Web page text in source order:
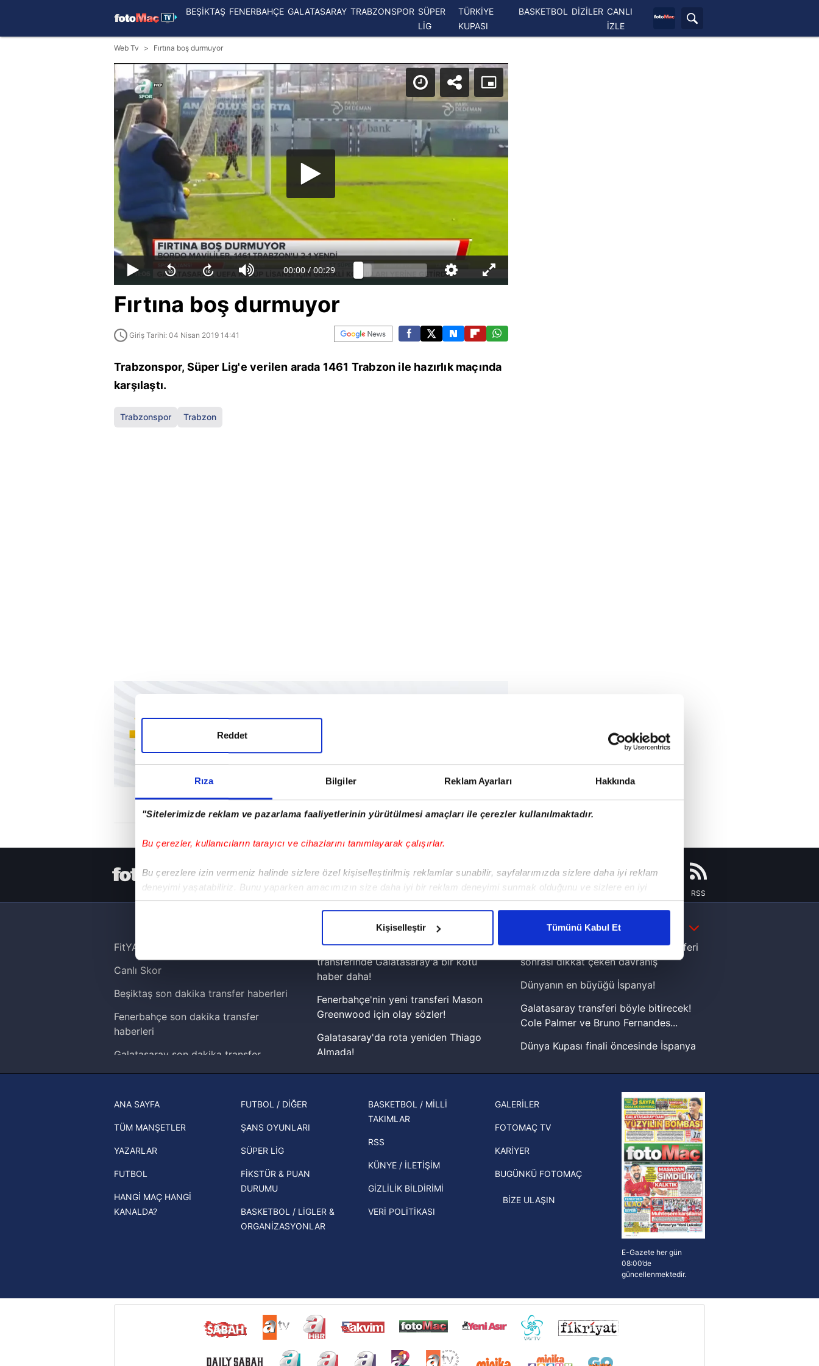
Rıza Bilgiler Reklam Ayarları Hakkında
"Sitelerimizde reklam ve pazarlama faaliyetlerinin yürütülmesi amaçları ile çerezler kullanılmaktadır.
Bu çerezler, kullanıcıların tarayıcı ve cihazlarını tanımlayarak çalışırlar.
Bu çerezlere izin vermeniz halinde sizlere özel kişiselleştirilmiş reklamlar sunabilir, sayfalarımızda sizlere daha iyi reklam
deneyimi yaşatabiliriz. Bunu yaparken amacımızın size daha iyi bir reklam deneyimi sunmak olduğunu ve sizlere en iyi
içerikleri sunabilmek adına elimizden gelen çabayı gösterdiğimizi ve bu noktada, reklamların maliyetlerimizi karşılamak
Her halükârda, kullanıcılar, bu çerezlere izin vermedikleri takdirde, kullanıcılara hedefli reklamlar gösterilmeyecektir."
Sizlere daha iyi bir hizmet sunabilmek için İnternet Sitemizde kendimize ve üçüncü kişilere ait çerezler kullanılmaktadır. Bu
çerezler vasıtasıyla çeşitli kişisel verileriniz işlenmekte olup gerekli olan çerezler bilgi toplumu hizmetlerinin sunulması
amacıyla kullanılmaktadır. Diğer çerezler, sitemizin daha işlevsel kılınması ve kişiselleştirilmesi ve sizlere yönelik
reklam/pazarlama faaliyetlerinin yapılması, amaçlarıyla sınırlı olarak açık rızanız dahilinde kullanılacaktır.
Çerezlere ilişkin tercihlerinizi aşağıda yer alan panel vasıtasıyla belirleyebilirsiniz. Çerezlere ilişkin detaylı bilgi için Ayarlar
6698 sayılı Kişisel Verilerin Korunması Kanunu uyarınca hazırlanmış Aydınlatma Metnimizi okumak ve sitemizde ilgili
mevzuata uygun olarak kullanılan çerezlerle ilgili bilgi almak için lütfentıklayınız
Reddet
Kişiselleştir Tümünü Kabul Et
BEŞİKTAŞ FENERBAHÇE GALATASARAY TRABZONSPOR SÜPER
LİG
TÜRKİYE
KUPASI
BASKETBOL DİZİLER CANLI
İZLE
Web Tv Fırtına boş durmuyor
00:00 / 00:29
Fırtına boş durmuyor
Giriş Tarihi: 04 Nisan 2019 14:41
Trabzonspor, Süper Lig'e verilen arada 1461 Trabzon ile hazırlık maçında
karşılaştı.
Trabzonspor Trabzon
HER YERDE!
RSS
DAHA FAZLA
FitYAŞA
Canlı Skor
Beşiktaş son dakika transfer haberleri
Fenerbahçe son dakika transfer
haberleri
Galatasaray son dakika transfer
haberleri
Trendyol Süper Lig haberleri
Ziraat Türkiye Kupası haberleri
UEFA Şampiyonlar Ligi haberleri
UEFA Avrupa Ligi haberleri
UEFA Konferans Ligi haberleri
Musiala'nın ardından 10 numara
transferinde Galatasaray'a bir kötü
haber daha!
Fenerbahçe'nin yeni transferi Mason
Greenwood için olay sözler!
Galatasaray'da rota yeniden Thiago
Almada!
Fenerbahçe'nin Şampiyonlar Ligi'nde
Zabrze'yi elerlerse...
basından gündem olan manşetler!
Beşiktaş'ın UEFA Avrupa Ligi'nde 3. Ön
Lamine Yamal'dan Dünya Kupası zaferi
sonrası dikkat çeken davranış
Dünyanın en büyüğü İspanya!
Galatasaray transferi böyle bitirecek!
Cole Palmer ve Bruno Fernandes...
Dünya Kupası finali öncesinde İspanya
şampiyonluk yüzüğü verilecek
Hernan Crespo, Meksika Ligi
ekiplerinden Atlas'ın yeni teknik
direktörü oldu
ANA SAYFA
TÜM MANŞETLER
YAZARLAR
FUTBOL
HANGİ MAÇ HANGİ
KANALDA?
FUTBOL / DİĞER
ŞANS OYUNLARI
SÜPER LİG
FİKSTÜR & PUAN
DURUMU
BASKETBOL / LİGLER &
ORGANİZASYONLAR
BASKETBOL / MİLLİ
TAKIMLAR
RSS
KÜNYE / İLETİŞİM
GİZLİLİK BİLDİRİMİ
VERİ POLİTİKASI
GALERİLER
FOTOMAÇ TV
KARİYER
BUGÜNKÜ FOTOMAÇ
BİZE ULAŞIN
E-Gazete her gün
08:00’de
güncellenmektedir.